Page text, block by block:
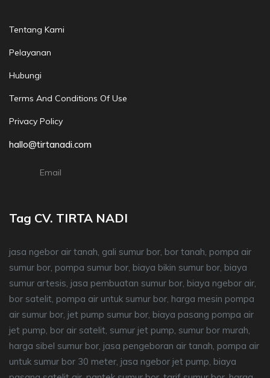
Tentang Kami
Pelayanan
Hubungi
Terms And Conditions Of Use
Privacy Policy
hallo@tirtanadi.com
Email
Tag CV. TIRTA NADI
jasa ngebor air tanah, gali sumur bor, bor tanah, pompa air
sumur bor, pompa sumur bor, biaya bikin sumur bor, biaya
sumur artesis, jasa pembuatan sumur bor, biaya ngebor air,
bor satelit, pompa air untuk sumur bor, harga mesin pompa
air sumur bor, jet pump sumur bor, biaya pasang pompa air
jet pump, bor air satelit, sumur jet pump, sumur bor murah,
harga sibel sumur bor, jasa pengeboran air tanah, pompa air
untuk sumur bor 30 meter, jasa ngebor jet pump, biaya